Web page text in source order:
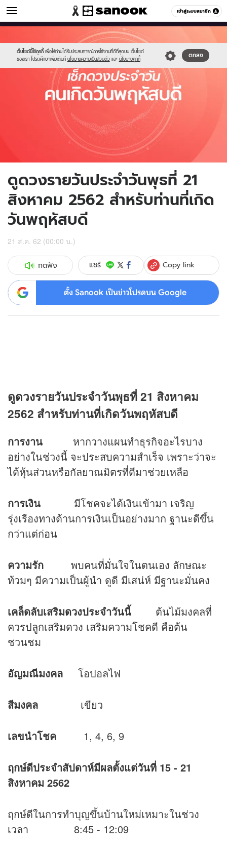
เข้าสู่ระบบสมาชิก
ดูดวง หมวดอื่นๆ
เว็บไซต์นี้ใช้คุกกี้ เพื่อให้ท่านได้รับประสบการณ์การใช้งานที่ดีที่สุดบน เว็บไซต์
ของเรา โปรดศึกษาเพิ่มเติมที่ นโยบายความเป็นส่วนตัว และ นโยบายคุกกี้
ตกลง
//s.isanook.com/sr/0/images/logo-
new-
sanook.png
//s.isanook.com/ho/0/ud/fxd/day/thursday.jpg
ดูดวงรายวันประจำวันพุธที่ 21
สิงหาคม 2562 สำหรับท่านที่เกิด
วันพฤหัสบดี
21 ส.ค. 62 (00:00 น.)
กดฟัง แชร์ Copy link
ตั้ง Sanook เป็นข่าวโปรดบน Google
ดูดวงรายวันประจำวันพุธที่ 21 สิงหาคม
2562 สำหรับท่านที่เกิดวันพฤหัสบดี
การงาน หากวางแผนทำธุรกิจอะไรบาง
อย่างในช่วงนี้ จะประสบความสำเร็จ เพราะว่าจะ
ได้หุ้นส่วนหรือกัลยาณมิตรที่ดีมาช่วยเหลือ
การเงิน มีโชคจะได้เงินเข้ามา เจริญ
รุ่งเรืองทางด้านการเงินเป็นอย่างมาก ฐานะดีขึ้น
กว่าแต่ก่อน
ความรัก พบคนที่มั่นใจในตนเอง ลักษณะ
ท้วมๆ มีความเป็นผู้นำ ดูดี มีเสน่ห์ มีฐานะมั่นคง
เคล็ดลับเสริมดวงประจำวันนี้ ต้นไม้มงคลที่
ควรปลูกเสริมดวง เสริมความโชคดี คือต้น
ชวนชม
อัญมณีมงคล โอปอลไฟ
สีมงคล เขียว
เลขนำโชค 1, 4, 6, 9
ฤกษ์ดีประจำสัปดาห์มีผลตั้งแต่วันที่ 15 - 21
สิงหาคม 2562
ฤกษ์ดีในการทำบุญขึ้นบ้านใหม่เหมาะในช่วง
เวลา 8:45 - 12:09